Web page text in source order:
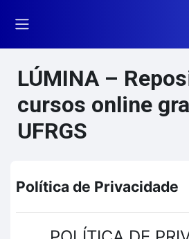
LÚMINA –
cursos online
UFRGS
Política de Privacidade